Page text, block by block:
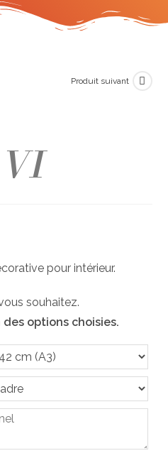
Produit suivant
pour intérieur.
souhaitez.
options choisies.